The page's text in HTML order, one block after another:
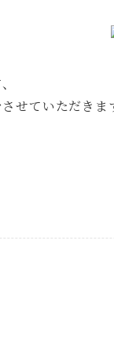
させていただき